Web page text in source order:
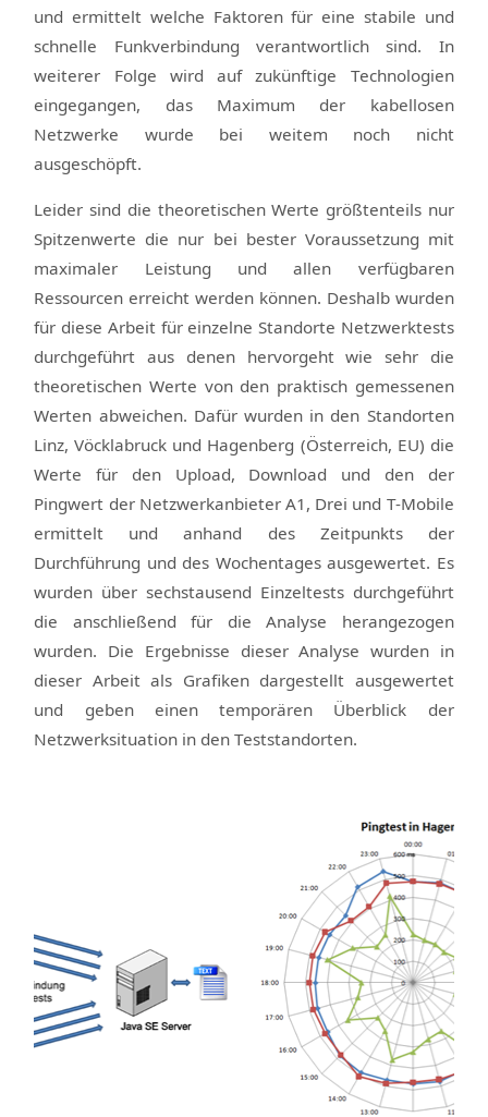
und ermittelt welche Faktoren für eine stabile und
schnelle Funkverbindung verantwortlich sind. In
weiterer Folge wird auf zukünftige Technologien
eingegangen, das Maximum der kabellosen
Netzwerke wurde bei weitem noch nicht
ausgeschöpft.
Leider sind die theoretischen Werte größtenteils nur
Spitzenwerte die nur bei bester Voraussetzung mit
maximaler Leistung und allen verfügbaren
Ressourcen erreicht werden können. Deshalb wurden
für diese Arbeit für einzelne Standorte Netzwerktests
durchgeführt aus denen hervorgeht wie sehr die
theoretischen Werte von den praktisch gemessenen
Werten abweichen. Dafür wurden in den Standorten
Linz, Vöcklabruck und Hagenberg (Österreich, EU) die
Werte für den Upload, Download und den der
Pingwert der Netzwerkanbieter A1, Drei und T-Mobile
ermittelt und anhand des Zeitpunkts der
Durchführung und des Wochentages ausgewertet. Es
wurden über sechstausend Einzeltests durchgeführt
die anschließend für die Analyse herangezogen
wurden. Die Ergebnisse dieser Analyse wurden in
dieser Arbeit als Grafiken dargestellt ausgewertet
und geben einen temporären Überblick der
Netzwerksituation in den Teststandorten.